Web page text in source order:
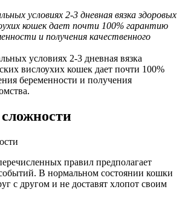
условиях 2-3 дневная вязка здоровых
кошек дает почти 100% гарантию
и получения качественного
условиях 2-3 дневная вязка
вислоухих кошек дает почти 100%
беременности и получения
правил предполагает
В нормальном состоянии кошки
с другом и не доставят хлопот своим